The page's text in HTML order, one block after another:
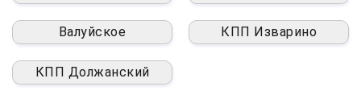
Валуйское КПП Изварино
КПП Должанский